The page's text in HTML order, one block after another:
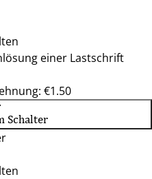
einer Lastschrift
€1.50
Schalter